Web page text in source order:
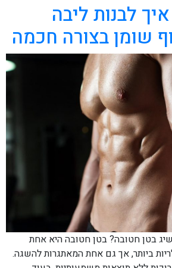
לבנות ליבה
שומן בצורה חכמה
בטן חטובה? בטן חטובה היא אחת
ביותר, אך גם אחת המאתגרות להשגה.